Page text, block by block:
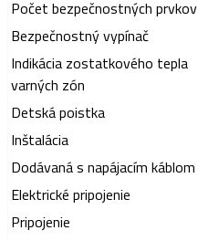
Počet bezpečnostných prvkov
Bezpečnostný vypínač
Indikácia zostatkového tepla
varných zón
Detská poistka
Inštalácia
Dodávaná s napájacím káblom
Elektrické pripojenie
Pripojenie